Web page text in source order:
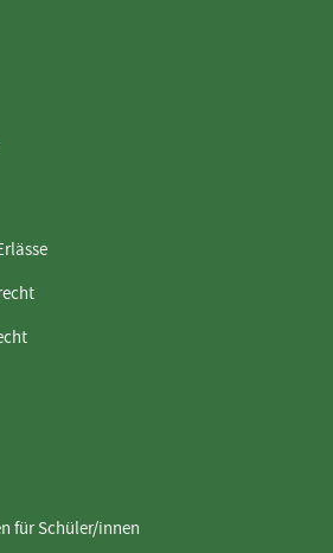
für Schüler/innen